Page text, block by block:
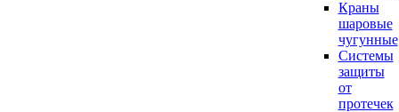
Краны
шаровые
чугунные
Системы
защиты
от
протечек